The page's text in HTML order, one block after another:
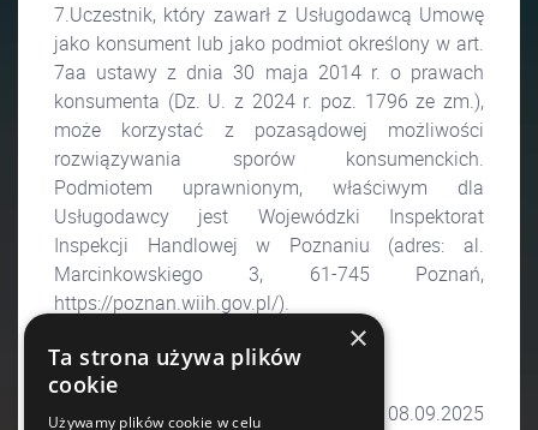
7.Uczestnik, który zawarł z Usługodawcą Umowę
jako konsument lub jako podmiot określony w art.
7aa ustawy z dnia 30 maja 2014 r. o prawach
konsumenta (Dz. U. z 2024 r. poz. 1796 ze zm.),
może korzystać z pozasądowej możliwości
rozwiązywania sporów konsumenckich.
Podmiotem uprawnionym, właściwym dla
Usługodawcy jest Wojewódzki Inspektorat
Inspekcji Handlowej w Poznaniu (adres: al.
Marcinkowskiego 3, 61-745 Poznań,
https://poznan.wiih.gov.pl/).
§ 16
Regulamin wchodzi w życie z dniem 08.09.2025
×
Ta strona używa plików
cookie
Używamy plików cookie w celu